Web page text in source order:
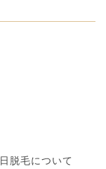
20:00） 夜
脱毛について